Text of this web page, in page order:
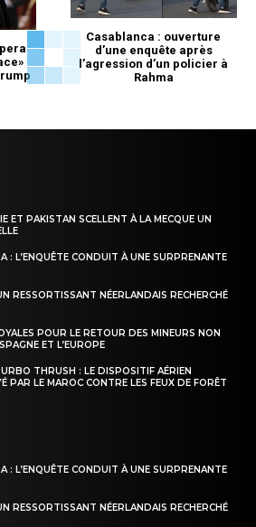
Casablanca : ouverture
d’une enquête après
l’agression d’un policier à
Rahma
ET PAKISTAN SCELLENT À LA MECQUE UN
: L’ENQUÊTE CONDUIT À UNE SURPRENANTE
RESSORTISSANT NÉERLANDAIS RECHERCHÉ
POUR LE RETOUR DES MINEURS NON
ET L’EUROPE
THRUSH : LE DISPOSITIF AÉRIEN
PAR LE MAROC CONTRE LES FEUX DE FORÊT
: L’ENQUÊTE CONDUIT À UNE SURPRENANTE
RESSORTISSANT NÉERLANDAIS RECHERCHÉ